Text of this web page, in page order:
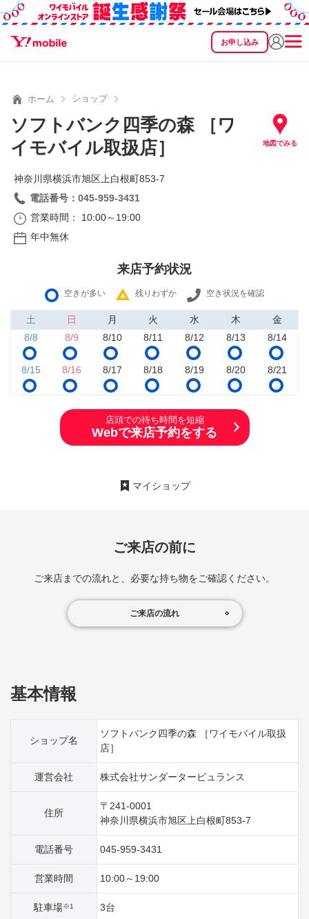
お申し込み
SEARCH
ホーム ショップ
ソフトバンク四季の森 ［ワ
イモバイル取扱店］
地図でみる
神奈川県横浜市旭区上白根町853‐7
電話番号：045-959-3431
営業時間： 10:00～19:00
年中無休
来店予約状況
空きが多い 残りわずか 空き状況を確認
土 日 月 火 水 木
金
8/8
8/9 8/10 8/11 8/12 8/13 8/14
8/15 8/16 8/17 8/18 8/19 8/20 8/21
店頭での待ち時間を短縮
Webで来店予約をする
マイショップ
ご来店の前に
ご来店までの流れと、必要な持ち物をご確認ください。
ご来店の流れ
基本情報
ショップ名
ソフトバンク四季の森 ［ワイモバイル取扱
店］
運営会社 株式会社サンダータービュランス
住所
〒241-0001
神奈川県横浜市旭区上白根町853‐7
電話番号 045-959-3431
営業時間 10:00～19:00
駐車場※1 3台